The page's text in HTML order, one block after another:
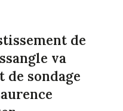
de
va
sondage